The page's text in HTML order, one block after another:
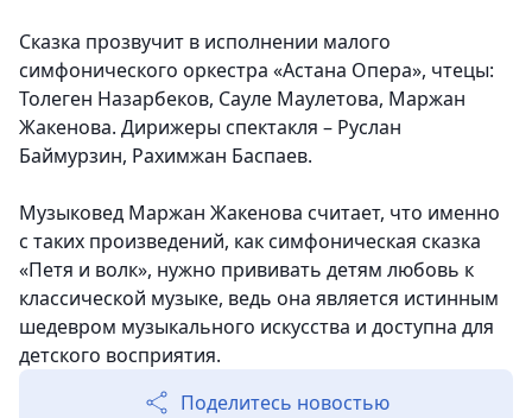
Сказка прозвучит в исполнении малого
симфонического оркестра «Астана Опера», чтецы:
Толеген Назарбеков, Сауле Маулетова, Маржан
Жакенова. Дирижеры спектакля – Руслан
Баймурзин, Рахимжан Баспаев.
Музыковед Маржан Жакенова считает, что именно
с таких произведений, как симфоническая сказка
«Петя и волк», нужно прививать детям любовь к
классической музыке, ведь она является истинным
шедевром музыкального искусства и доступна для
детского восприятия.
Поделитесь новостью